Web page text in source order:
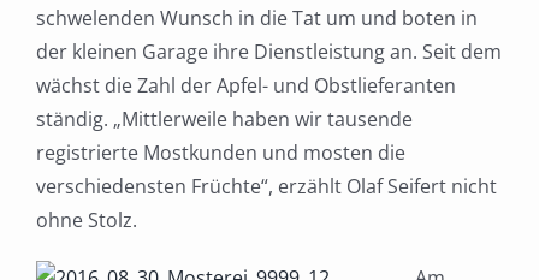
schwelenden Wunsch in die Tat um und boten in
der kleinen Garage ihre Dienstleistung an. Seit dem
wächst die Zahl der Apfel- und Obstlieferanten
ständig. „Mittlerweile haben wir tausende
registrierte Mostkunden und mosten die
verschiedensten Früchte“, erzählt Olaf Seifert nicht
ohne Stolz.